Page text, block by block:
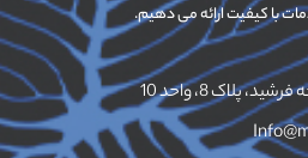
با کیفیت ارائه می دهیم.
پلاک 8، واحد 10